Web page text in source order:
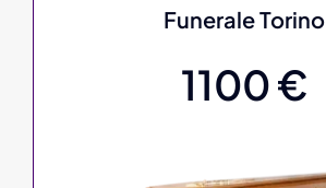
Funerale Torino
1100 €